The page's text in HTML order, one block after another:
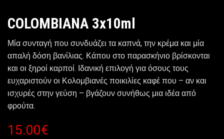
COLOMBIANA 3x10ml
Μία συνταγή που συνδυάζει τα καπνά, την κρέμα και μία
απαλή δόση βανίλιας. Κάπου στο παρασκήνιο βρίσκονται
και οι ξηροί καρποί. Ιδανική επιλογή για όσους τους
ευχαριστούν οι Κολομβιανές ποικιλίες καφέ που – αν και
ισχυρές στην γεύση – βγάζουν συνήθως μια ιδέα από
φρούτα.
15.00€